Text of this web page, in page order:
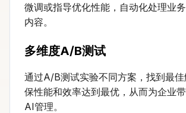
微调或指导优化性能，自动化处理业
内容。
多维度A/B测试
通过A/B测试实验不同方案，找到最
保性能和效率达到最优，从而为企业
AI管理。